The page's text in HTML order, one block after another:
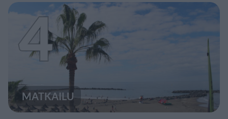
4
MATKAILU